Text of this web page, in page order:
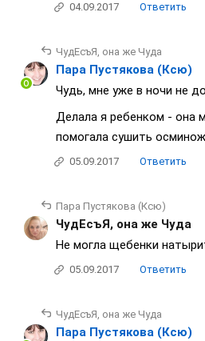
04.09.2017 Ответить
ЧудЕсъЯ, она же Чуда
Пара Пустякова (Ксю)
Чудь, мне уже в ночи не
Делала я ребенком - она
помогала сушить
05.09.2017 Ответить
Пара Пустякова (Ксю)
ЧудЕсъЯ, она же Чуда
Не могла щебенки
05.09.2017 Ответить
ЧудЕсъЯ, она же Чуда
Пара Пустякова (Ксю)